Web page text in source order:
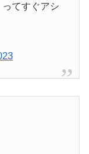
てすぐアシ